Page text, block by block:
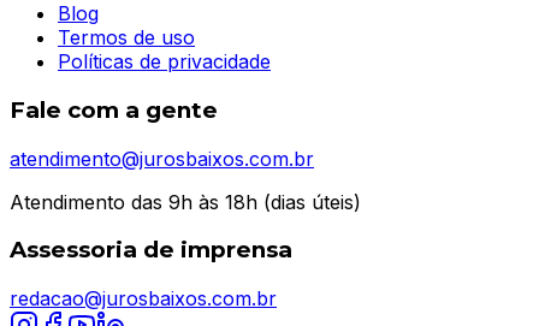
Blog
Termos de uso
Políticas de privacidade
Fale com a gente
atendimento@jurosbaixos.com.br
Atendimento das 9h às 18h (dias úteis)
Assessoria de imprensa
redacao@jurosbaixos.com.br